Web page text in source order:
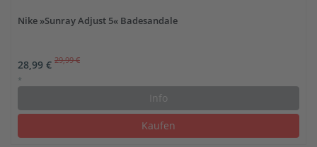
Nike »Sunray Adjust 5« Badesandale
28,99 € 29,99 €
*
Info
Kaufen